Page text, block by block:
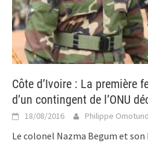
Côte d’Ivoire : La première
d’un contingent de l’ONU
18/08/2016 Philippe
Le colonel Nazma Begum et